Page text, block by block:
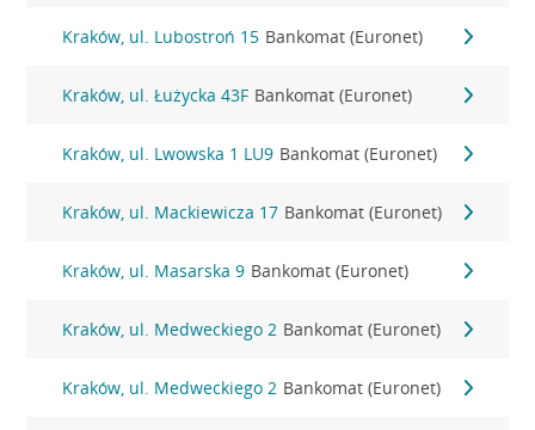
Kraków, ul. Lubostroń 15 Bankomat (Euronet)
Kraków, ul. Łużycka 43F Bankomat (Euronet)
Kraków, ul. Lwowska 1 LU9 Bankomat (Euronet)
Kraków, ul. Mackiewicza 17 Bankomat (Euronet)
Kraków, ul. Masarska 9 Bankomat (Euronet)
Kraków, ul. Medweckiego 2 Bankomat (Euronet)
Kraków, ul. Medweckiego 2 Bankomat (Euronet)